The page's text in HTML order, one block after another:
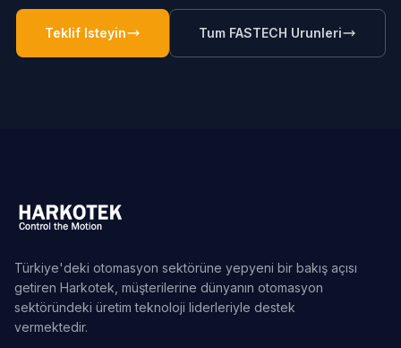
Teklif Isteyin Tum FASTECH Urunleri
Türkiye'deki otomasyon sektörüne yepyeni bir bakış açısı
getiren Harkotek, müşterilerine dünyanın otomasyon
sektöründeki üretim teknoloji liderleriyle destek
vermektedir.